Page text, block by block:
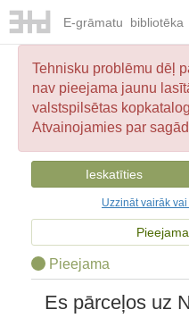
E-grāmatu bibliotēka
Tehnisku problēmu dēļ
nav pieejama jaunu
valstspilsētas
Atvainojamies par
Ieskatīties
Uzzināt vairāk
Pieejama
Es pārceļos uz